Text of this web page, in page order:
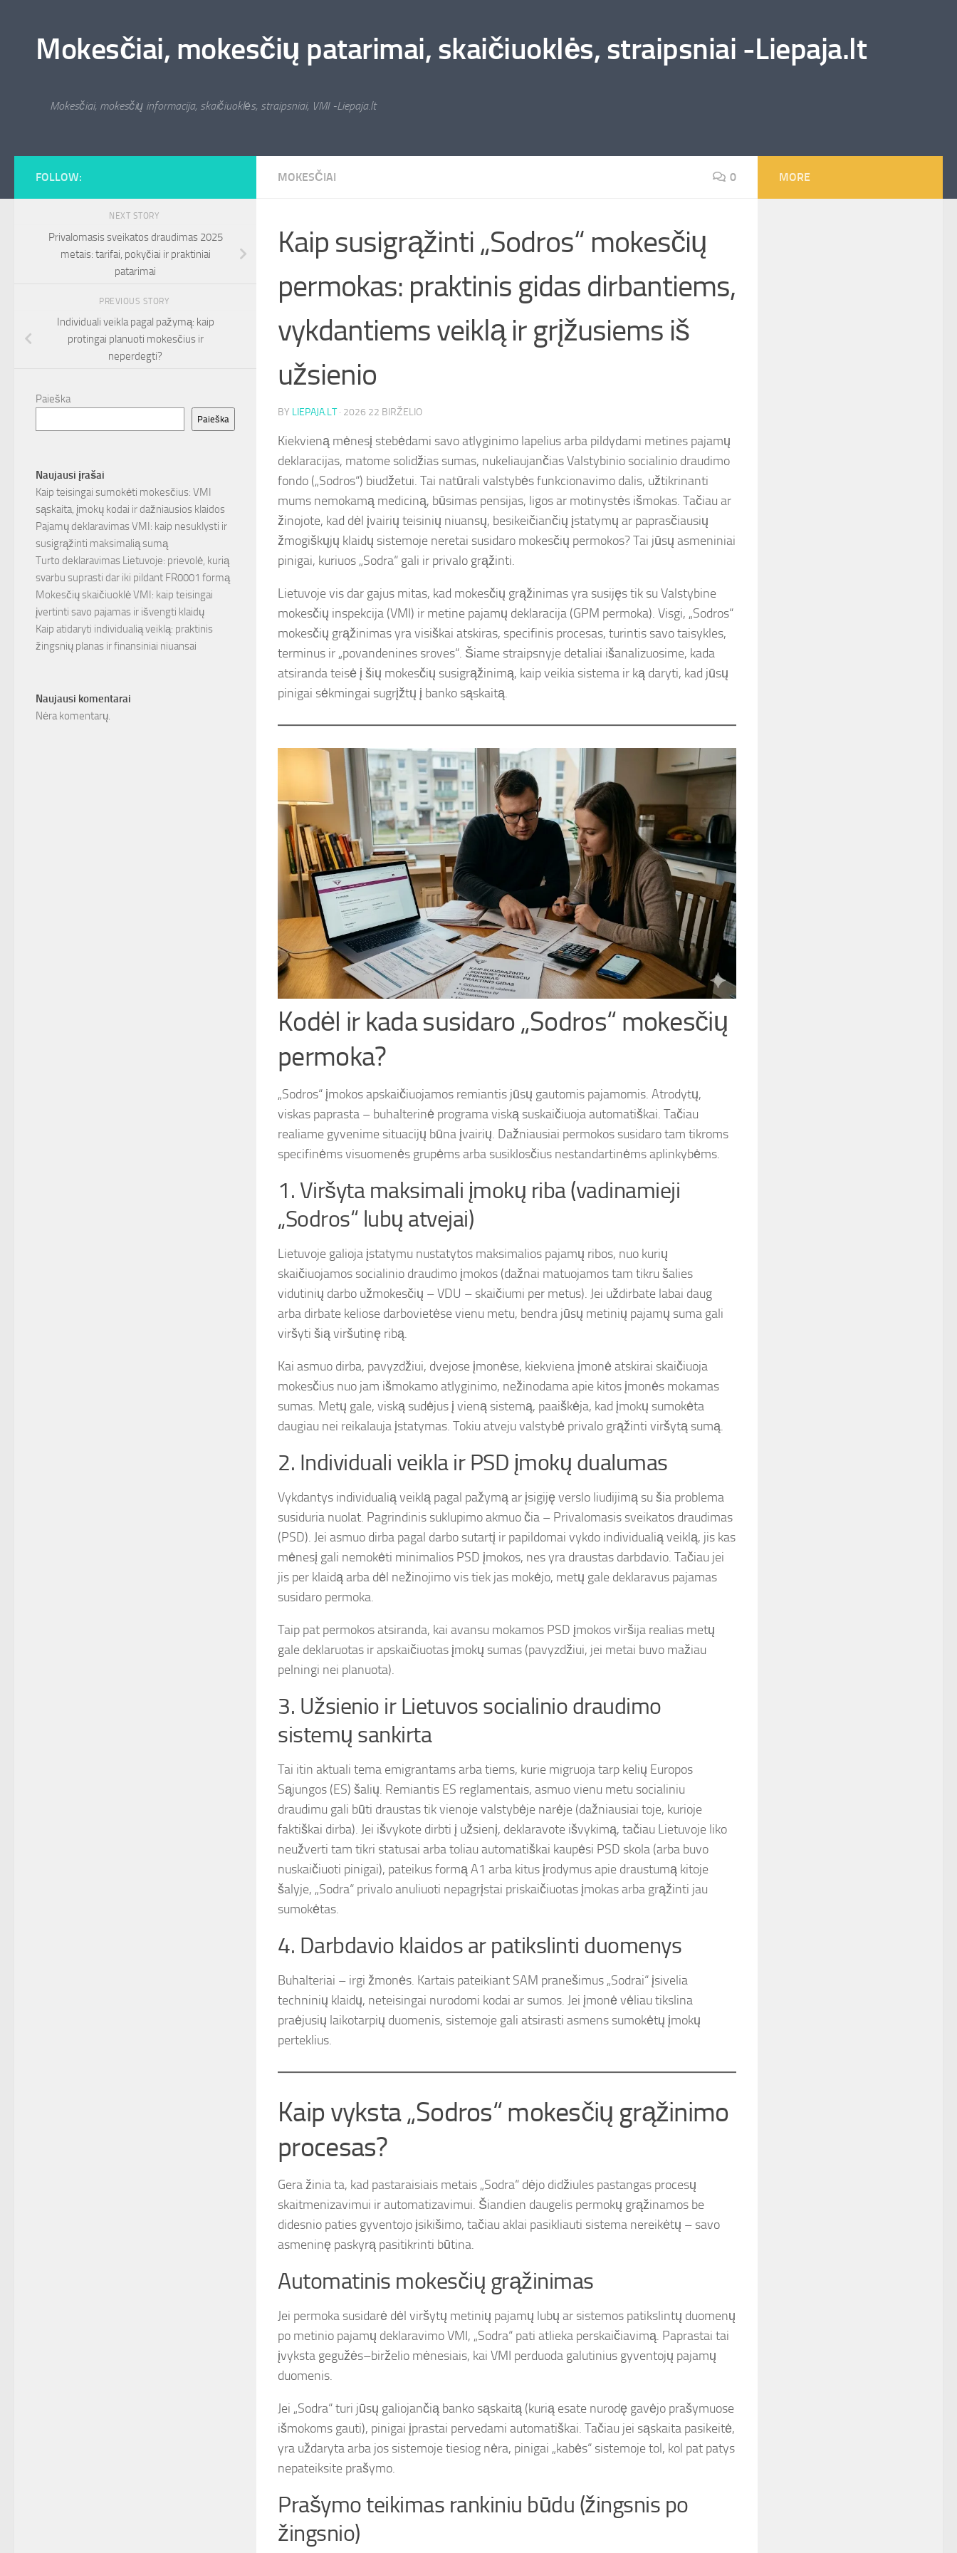
Mokesčiai, mokesčių patarimai, skaičiuoklės, straipsniai -Liepaja.lt
Mokesčiai, mokesčių informacija, skaičiuoklės, straipsniai, VMI -Liepaja.lt
MOKESČIAI 0
Kaip susigrąžinti „Sodros“ mokesčių
permokas: praktinis gidas dirbantiems,
vykdantiems veiklą ir grįžusiems iš
užsienio
BY LIEPAJA.LT · 2026 22 BIRŽELIO
Kiekvieną mėnesį stebėdami savo atlyginimo lapelius arba pildydami metines pajamų
deklaracijas, matome solidžias sumas, nukeliaujančias Valstybinio socialinio draudimo
fondo („Sodros“) biudžetui. Tai natūrali valstybės funkcionavimo dalis, užtikrinanti
mums nemokamą mediciną, būsimas pensijas, ligos ar motinystės išmokas. Tačiau ar
žinojote, kad dėl įvairių teisinių niuansų, besikeičiančių įstatymų ar paprasčiausių
žmogiškųjų klaidų sistemoje neretai susidaro mokesčių permokos? Tai jūsų asmeniniai
pinigai, kuriuos „Sodra“ gali ir privalo grąžinti.
Lietuvoje vis dar gajus mitas, kad mokesčių grąžinimas yra susijęs tik su Valstybine
mokesčių inspekcija (VMI) ir metine pajamų deklaracija (GPM permoka). Visgi, „Sodros“
mokesčių grąžinimas yra visiškai atskiras, specifinis procesas, turintis savo taisykles,
terminus ir „povandenines sroves“. Šiame straipsnyje detaliai išanalizuosime, kada
atsiranda teisė į šių mokesčių susigrąžinimą, kaip veikia sistema ir ką daryti, kad jūsų
pinigai sėkmingai sugrįžtų į banko sąskaitą.
Kodėl ir kada susidaro „Sodros“ mokesčių
permoka?
„Sodros“ įmokos apskaičiuojamos remiantis jūsų gautomis pajamomis. Atrodytų,
viskas paprasta – buhalterinė programa viską suskaičiuoja automatiškai. Tačiau
realiame gyvenime situacijų būna įvairių. Dažniausiai permokos susidaro tam tikroms
specifinėms visuomenės grupėms arba susiklosčius nestandartinėms aplinkybėms.
1. Viršyta maksimali įmokų riba (vadinamieji
„Sodros“ lubų atvejai)
Lietuvoje galioja įstatymu nustatytos maksimalios pajamų ribos, nuo kurių
skaičiuojamos socialinio draudimo įmokos (dažnai matuojamos tam tikru šalies
vidutinių darbo užmokesčių – VDU – skaičiumi per metus). Jei uždirbate labai daug
arba dirbate keliose darbovietėse vienu metu, bendra jūsų metinių pajamų suma gali
viršyti šią viršutinę ribą.
Kai asmuo dirba, pavyzdžiui, dvejose įmonėse, kiekviena įmonė atskirai skaičiuoja
mokesčius nuo jam išmokamo atlyginimo, nežinodama apie kitos įmonės mokamas
sumas. Metų gale, viską sudėjus į vieną sistemą, paaiškėja, kad įmokų sumokėta
daugiau nei reikalauja įstatymas. Tokiu atveju valstybė privalo grąžinti viršytą sumą.
2. Individuali veikla ir PSD įmokų dualumas
Vykdantys individualią veiklą pagal pažymą ar įsigiję verslo liudijimą su šia problema
susiduria nuolat. Pagrindinis suklupimo akmuo čia – Privalomasis sveikatos draudimas
(PSD). Jei asmuo dirba pagal darbo sutartį ir papildomai vykdo individualią veiklą, jis kas
mėnesį gali nemokėti minimalios PSD įmokos, nes yra draustas darbdavio. Tačiau jei
jis per klaidą arba dėl nežinojimo vis tiek jas mokėjo, metų gale deklaravus pajamas
susidaro permoka.
Taip pat permokos atsiranda, kai avansu mokamos PSD įmokos viršija realias metų
gale deklaruotas ir apskaičiuotas įmokų sumas (pavyzdžiui, jei metai buvo mažiau
pelningi nei planuota).
3. Užsienio ir Lietuvos socialinio draudimo
sistemų sankirta
Tai itin aktuali tema emigrantams arba tiems, kurie migruoja tarp kelių Europos
Sąjungos (ES) šalių. Remiantis ES reglamentais, asmuo vienu metu socialiniu
draudimu gali būti draustas tik vienoje valstybėje narėje (dažniausiai toje, kurioje
faktiškai dirba). Jei išvykote dirbti į užsienį, deklaravote išvykimą, tačiau Lietuvoje liko
neužverti tam tikri statusai arba toliau automatiškai kaupėsi PSD skola (arba buvo
nuskaičiuoti pinigai), pateikus formą A1 arba kitus įrodymus apie draustumą kitoje
šalyje, „Sodra“ privalo anuliuoti nepagrįstai priskaičiuotas įmokas arba grąžinti jau
sumokėtas.
4. Darbdavio klaidos ar patikslinti duomenys
Buhalteriai – irgi žmonės. Kartais pateikiant SAM pranešimus „Sodrai“ įsivelia
techninių klaidų, neteisingai nurodomi kodai ar sumos. Jei įmonė vėliau tikslina
praėjusių laikotarpių duomenis, sistemoje gali atsirasti asmens sumokėtų įmokų
perteklius.
Kaip vyksta „Sodros“ mokesčių grąžinimo
procesas?
Gera žinia ta, kad pastaraisiais metais „Sodra“ dėjo didžiules pastangas procesų
skaitmenizavimui ir automatizavimui. Šiandien daugelis permokų grąžinamos be
didesnio paties gyventojo įsikišimo, tačiau aklai pasikliauti sistema nereikėtų – savo
asmeninę paskyrą pasitikrinti būtina.
Automatinis mokesčių grąžinimas
Jei permoka susidarė dėl viršytų metinių pajamų lubų ar sistemos patikslintų duomenų
po metinio pajamų deklaravimo VMI, „Sodra“ pati atlieka perskaičiavimą. Paprastai tai
įvyksta gegužės–birželio mėnesiais, kai VMI perduoda galutinius gyventojų pajamų
duomenis.
Jei „Sodra“ turi jūsų galiojančią banko sąskaitą (kurią esate nurodę gavėjo prašymuose
išmokoms gauti), pinigai įprastai pervedami automatiškai. Tačiau jei sąskaita pasikeitė,
yra uždaryta arba jos sistemoje tiesiog nėra, pinigai „kabės“ sistemoje tol, kol pat patys
nepateiksite prašymo.
Prašymo teikimas rankiniu būdu (žingsnis po
žingsnio)
FOLLOW:
NEXT STORY
Privalomasis sveikatos draudimas 2025
metais: tarifai, pokyčiai ir praktiniai
patarimai
PREVIOUS STORY
Individuali veikla pagal pažymą: kaip
protingai planuoti mokesčius ir
neperdegti?
Paieška
Paieška
Naujausi įrašai
Kaip teisingai sumokėti mokesčius: VMI
sąskaita, įmokų kodai ir dažniausios klaidos
Pajamų deklaravimas VMI: kaip nesuklysti ir
susigrąžinti maksimalią sumą
Turto deklaravimas Lietuvoje: prievolė, kurią
svarbu suprasti dar iki pildant FR0001 formą
Mokesčių skaičiuoklė VMI: kaip teisingai
įvertinti savo pajamas ir išvengti klaidų
Kaip atidaryti individualią veiklą: praktinis
žingsnių planas ir finansiniai niuansai
Naujausi komentarai
Nėra komentarų.
MORE